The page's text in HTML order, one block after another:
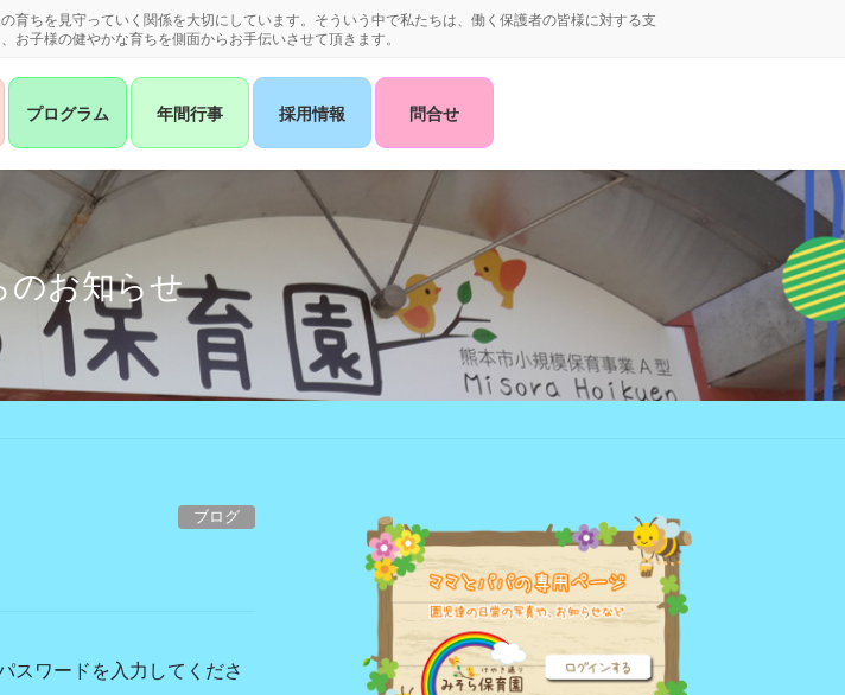
ちを見守っていく関係を大切にしています。そういう中で私たちは、働く保護者の皆様に対する支
子様の健やかな育ちを側面からお手伝いさせて頂きます。
プログラム 年間行事 採用情報 問合せ
のお知らせ
ブログ
スワードを入力してくださ